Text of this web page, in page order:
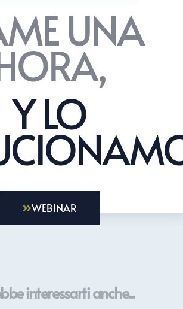
UNA
Y LO
WEBINAR
interessarti anche...